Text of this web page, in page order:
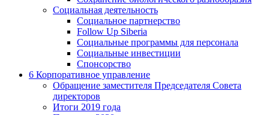
Социальная деятельность
Социальное партнерство
Follow Up Siberia
Социальные программы для персонала
Социальные инвестиции
Спонсорство
6 Корпоративное управление
Обращение заместителя Председателя Совета
директоров
Итоги 2019 года